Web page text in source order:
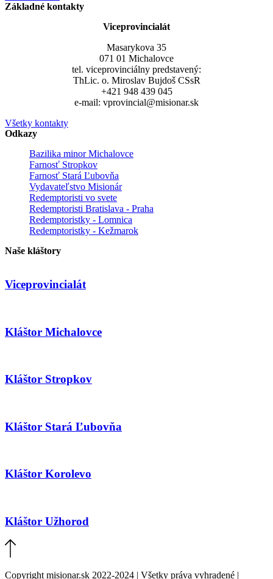
Základné kontakty
Viceprovincialát
Masarykova 35
071 01 Michalovce
tel. viceprovinciálny predstavený:
ThLic. o. Miroslav Bujdoš CSsR
+421 948 439 045
e-mail: vprovincial@misionar.sk
Všetky kontakty
Odkazy
Bazilika minor Michalovce
Farnosť Stropkov
Farnosť Stará Ľubovňa
Vydavateľstvo Misionár
Redemptoristi vo svete
Redemptoristi Bratislava - Praha
Redemptoristky - Lomnica
Redemptoristky - Kežmarok
Naše kláštory
Viceprovincialát
Kláštor Michalovce
Kláštor Stropkov
Kláštor Stará Ľubovňa
Kláštor Korolevo
Kláštor Užhorod
Copyright misionar.sk 2022-2024 | Všetky práva vyhradené |